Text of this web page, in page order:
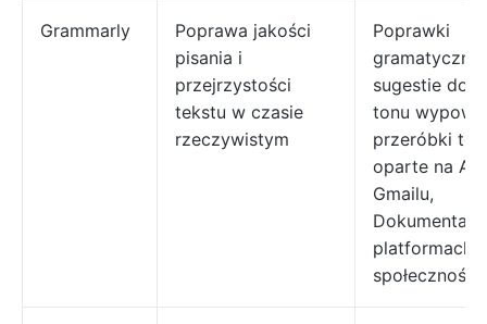
Grammarly
Poprawa jakości
pisania i
przejrzystości
tekstu w czasie
rzeczywistym
Poprawki
gramatyczne,
sugestie
tonu
przeróbki
oparte na AI
Gmailu,
platformach